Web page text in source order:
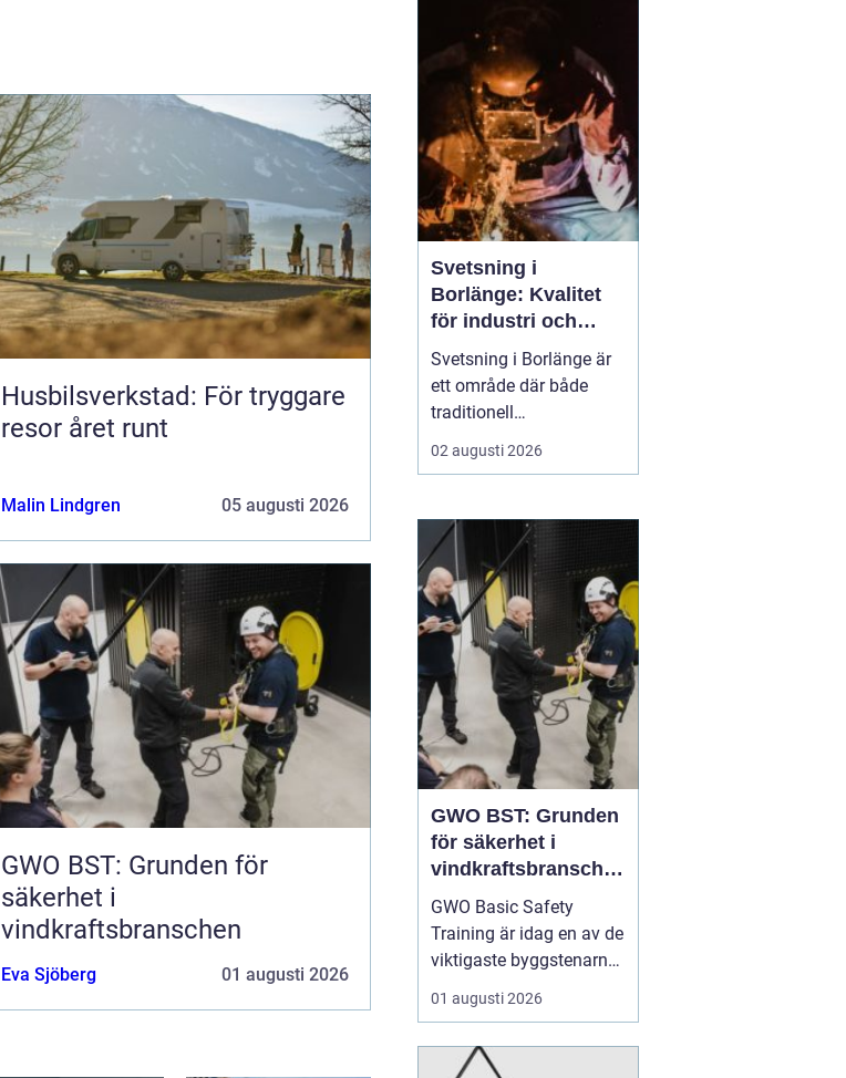
Husbilsverkstad: För tryggare
resor året runt
Malin Lindgren 05 augusti 2026
GWO BST: Grunden för
säkerhet i
vindkraftsbranschen
Eva Sjöberg 01 augusti 2026
Svetsning i
Borlänge: Kvalitet
för industri och
konstruktion
Svetsning i Borlänge är
ett område där både
traditionell
verkstadsindustri och
moderna
möts. I takt med att
kraven på hållbara
lösningar och hög
produktionssäkerhet ö...
02 augusti 2026
GWO BST: Grunden
för säkerhet i
vindkraftsbransche
n
GWO Basic Safety
Training är idag en av de
viktigaste byggstenarna
för alla som vill arbeta
professionellt inom
skapar en gemensam
01 augusti 2026